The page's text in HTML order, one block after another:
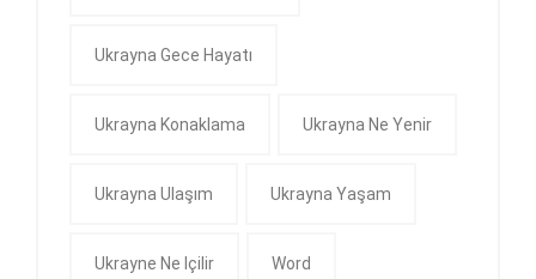
Ukrayna Gece Hayatı
Ukrayna Konaklama Ukrayna Ne Yenir
Ukrayna Ulaşım Ukrayna Yaşam
Ukrayne Ne Içilir Word